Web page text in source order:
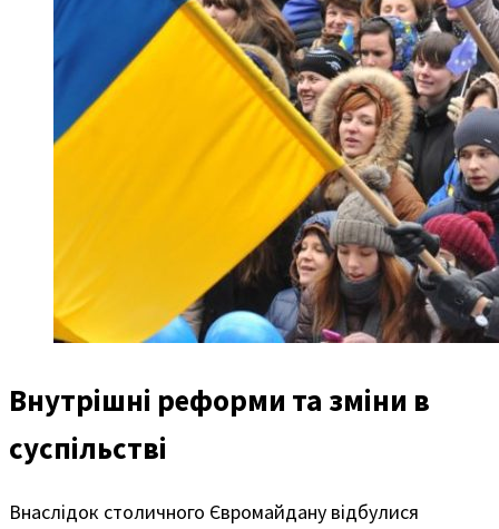
Внутрішні реформи та зміни в
суспільстві
Внаслідок столичного Євромайдану відбулися